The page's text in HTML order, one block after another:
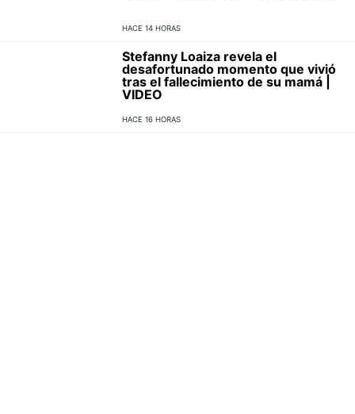
HACE 14 HORAS
Stefanny Loaiza revela el
desafortunado momento que vivió
tras el fallecimiento de su mamá |
VIDEO
HACE 16 HORAS